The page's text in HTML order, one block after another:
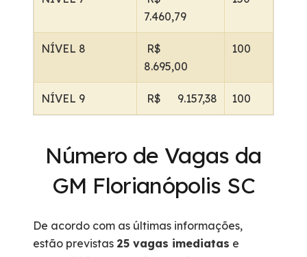
7.460,79
NÍVEL 8
R$
8.695,00
100
NÍVEL 9 R$ 9.157,38 100
Número de Vagas da
GM Florianópolis SC
De acordo com as últimas informações,
estão previstas 25 vagas imediatas e